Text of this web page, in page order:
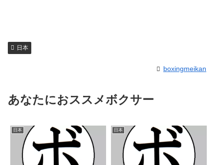
日本
boxingmeikan
あなたにおススメボクサー
日本 日本